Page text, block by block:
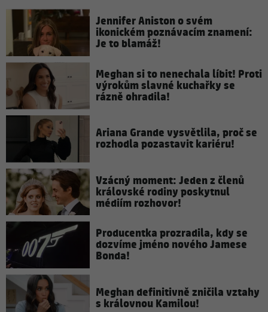
Jennifer Aniston o svém
ikonickém poznávacím znamení:
Je to blamáž!
Meghan si to nenechala líbit! Proti
výrokům slavné kuchařky se
rázně ohradila!
Ariana Grande vysvětlila, proč se
rozhodla pozastavit kariéru!
Vzácný moment: Jeden z členů
královské rodiny poskytnul
médiím rozhovor!
Producentka prozradila, kdy se
dozvíme jméno nového Jamese
Bonda!
Meghan definitivně zničila vztahy
s královnou Kamilou!